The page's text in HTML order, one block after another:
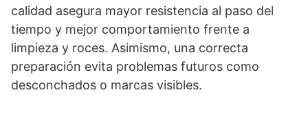
calidad asegura mayor resistencia al paso del
tiempo y mejor comportamiento frente a
limpieza y roces. Asimismo, una correcta
preparación evita problemas futuros como
desconchados o marcas visibles.